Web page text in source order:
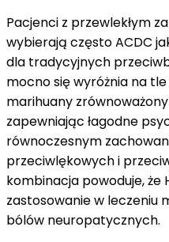
Pacjenci z przewlekłym
wybierają często ACDC
dla tradycyjnych
mocno się wyróżnia na
marihuany
zapewniając łagodne
równoczesnym
przeciwlękowych i
kombinacja powoduje, że
zastosowanie w leczeniu
bólów neuropatycznych.